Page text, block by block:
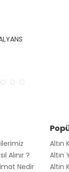
Alınır ?
Nedir
Altın
Altın
Altın